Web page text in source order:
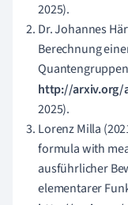
2025).
Dr. Johannes
Berechnung
http://arxiv.org/
2025).
Lorenz Milla
formula with
ausführlicher
elementarer